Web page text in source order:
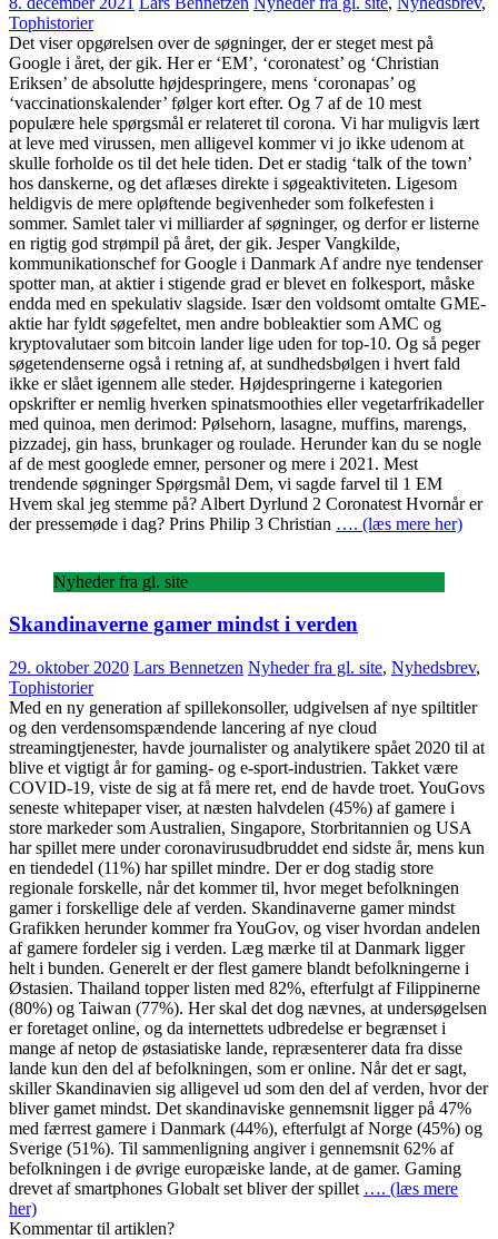
Tophistorier
Det viser opgørelsen over de søgninger, der er steget mest på
Google i året, der gik. Her er ‘EM’, ‘coronatest’ og ‘Christian
Eriksen’ de absolutte højdespringere, mens ‘coronapas’ og
‘vaccinationskalender’ følger kort efter. Og 7 af de 10 mest
populære hele spørgsmål er relateret til corona. Vi har muligvis lært
at leve med virussen, men alligevel kommer vi jo ikke udenom at
skulle forholde os til det hele tiden. Det er stadig ‘talk of the town’
hos danskerne, og det aflæses direkte i søgeaktiviteten. Ligesom
heldigvis de mere opløftende begivenheder som folkefesten i
sommer. Samlet taler vi milliarder af søgninger, og derfor er listerne
en rigtig god strømpil på året, der gik. Jesper Vangkilde,
kommunikationschef for Google i Danmark Af andre nye tendenser
spotter man, at aktier i stigende grad er blevet en folkesport, måske
endda med en spekulativ slagside. Især den voldsomt omtalte GME-
aktie har fyldt søgefeltet, men andre bobleaktier som AMC og
kryptovalutaer som bitcoin lander lige uden for top-10. Og så peger
søgetendenserne også i retning af, at sundhedsbølgen i hvert fald
ikke er slået igennem alle steder. Højdespringerne i kategorien
opskrifter er nemlig hverken spinatsmoothies eller vegetarfrikadeller
med quinoa, men derimod: Pølsehorn, lasagne, muffins, marengs,
pizzadej, gin hass, brunkager og roulade. Herunder kan du se nogle
af de mest googlede emner, personer og mere i 2021. Mest
trendende søgninger Spørgsmål Dem, vi sagde farvel til 1 EM
Hvem skal jeg stemme på? Albert Dyrlund 2 Coronatest Hvornår er
der pressemøde i dag? Prins Philip 3 Christian …. (læs mere her)
Nyheder fra gl. site
Skandinaverne gamer mindst i verden
29. oktober 2020 Lars Bennetzen Nyheder fra gl. site, Nyhedsbrev,
Tophistorier
Med en ny generation af spillekonsoller, udgivelsen af nye spiltitler
og den verdensomspændende lancering af nye cloud
streamingtjenester, havde journalister og analytikere spået 2020 til at
blive et vigtigt år for gaming- og e-sport-industrien. Takket være
COVID-19, viste de sig at få mere ret, end de havde troet. YouGovs
seneste whitepaper viser, at næsten halvdelen (45%) af gamere i
store markeder som Australien, Singapore, Storbritannien og USA
har spillet mere under coronavirusudbruddet end sidste år, mens kun
en tiendedel (11%) har spillet mindre. Der er dog stadig store
regionale forskelle, når det kommer til, hvor meget befolkningen
gamer i forskellige dele af verden. Skandinaverne gamer mindst
Grafikken herunder kommer fra YouGov, og viser hvordan andelen
af gamere fordeler sig i verden. Læg mærke til at Danmark ligger
helt i bunden. Generelt er der flest gamere blandt befolkningerne i
Østasien. Thailand topper listen med 82%, efterfulgt af Filippinerne
(80%) og Taiwan (77%). Her skal det dog nævnes, at undersøgelsen
er foretaget online, og da internettets udbredelse er begrænset i
mange af netop de østasiatiske lande, repræsenterer data fra disse
lande kun den del af befolkningen, som er online. Når det er sagt,
skiller Skandinavien sig alligevel ud som den del af verden, hvor der
bliver gamet mindst. Det skandinaviske gennemsnit ligger på 47%
med færrest gamere i Danmark (44%), efterfulgt af Norge (45%) og
Sverige (51%). Til sammenligning angiver i gennemsnit 62% af
befolkningen i de øvrige europæiske lande, at de gamer. Gaming
drevet af smartphones Globalt set bliver der spillet …. (læs mere
her)
Kommentar til artiklen?